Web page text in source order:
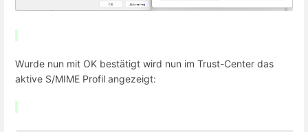
Wurde nun mit OK bestätigt wird nun im Trust-Center das
aktive S/MIME Profil angezeigt: